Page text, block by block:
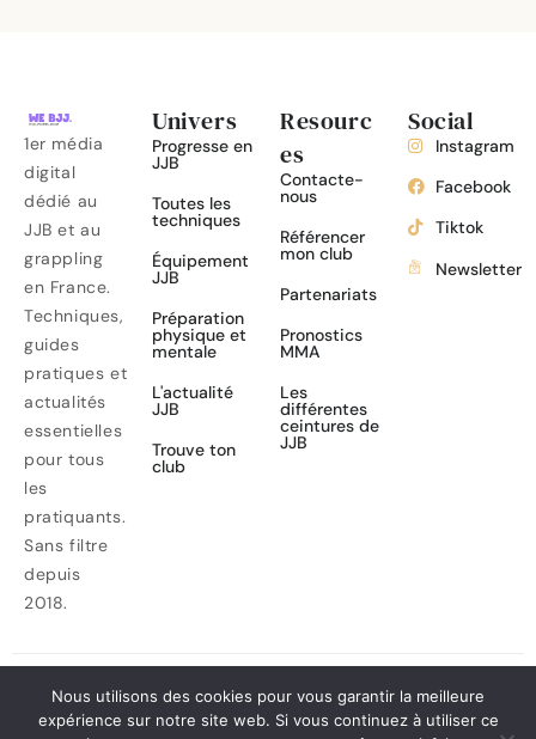
1er média
digital
dédié au
JJB et au
grappling
en France.
Techniques,
guides
pratiques et
actualités
essentielles
pour tous
les
pratiquants.
Sans filtre
depuis
2018.
Univers
Progresse en
JJB
Toutes les
techniques
Équipement
JJB
Préparation
physique et
mentale
L'actualité
JJB
Trouve ton
club
Resourc
es
Contacte-
nous
Référencer
mon club
Partenariats
Pronostics
MMA
Les
différentes
ceintures de
JJB
Social
Instagram
Facebook
Tiktok
Newsletter
© webjj. All Rights Mentions légales
Nous utilisons des cookies pour vous garantir la meilleure
expérience sur notre site web. Si vous continuez à utiliser ce